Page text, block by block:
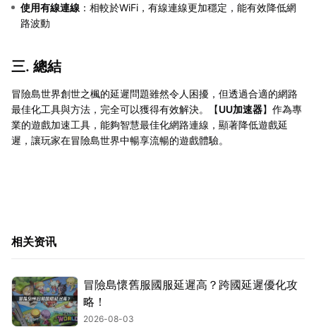
使用有線連線 ：相較於WiFi，有線連線更加穩定，能有效降低網
路波動
三. 總結
冒險島世界創世之楓的延遲問題雖然令人困擾，但透過合適的網路
最佳化工具與方法，完全可以獲得有效解決。【UU加速器】作為專
業的遊戲加速工具，能夠智慧最佳化網路連線，顯著降低遊戲延
遲，讓玩家在冒險島世界中暢享流暢的遊戲體驗。
相关资讯
冒險島懷舊服國服延遲高？跨國延遲優化攻
略！
2026-08-03